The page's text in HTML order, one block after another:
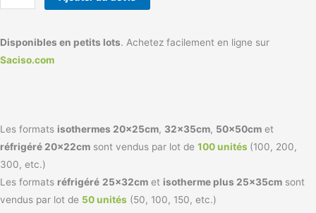
Disponibles en petits lots. Achetez facilement en ligne sur
Saciso.com
Les formats isothermes 20x25cm, 32x35cm, 50x50cm et
réfrigéré 20x22cm sont vendus par lot de 100 unités (100, 200,
300, etc.)
Les formats réfrigéré 25x32cm et isotherme plus 25x35cm sont
vendus par lot de 50 unités (50, 100, 150, etc.)